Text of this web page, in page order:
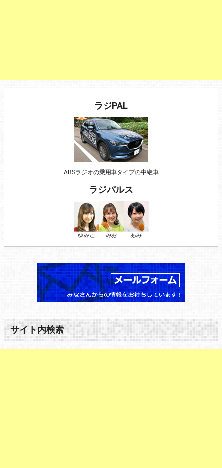
ラジPAL
ABSラジオの乗用車タイプの中継車
ラジパルス
サイト内検索